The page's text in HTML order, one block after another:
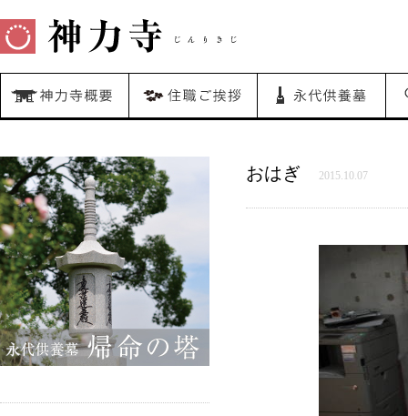
おはぎ 2015.10.07